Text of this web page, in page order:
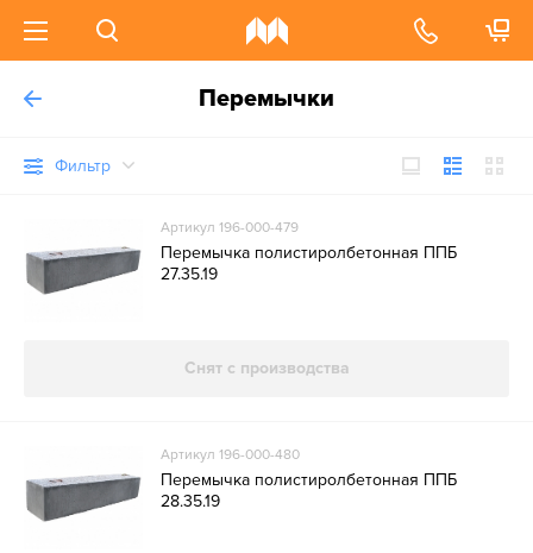
Перемычки
Фильтр
Артикул 196-000-479
Перемычка полистиролбетонная ППБ
27.35.19
Снят с производства
Артикул 196-000-480
Перемычка полистиролбетонная ППБ
28.35.19